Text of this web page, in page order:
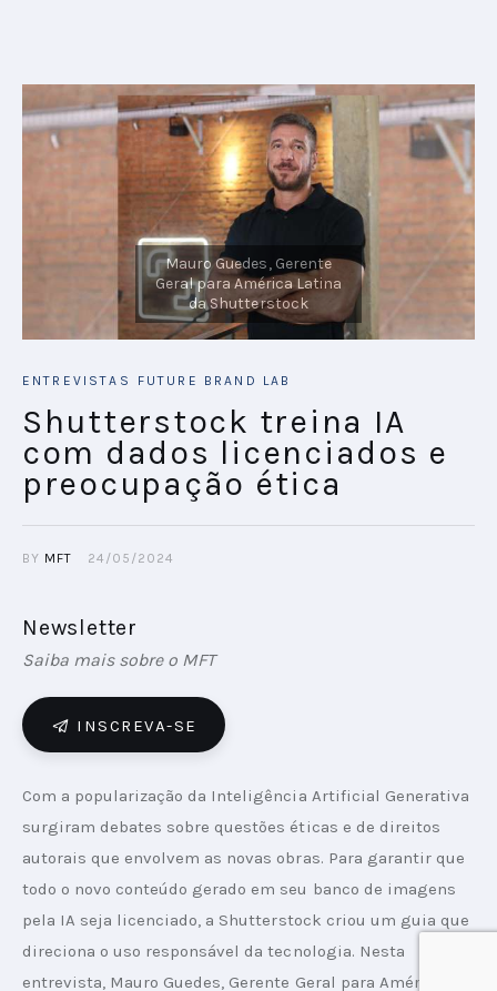
ENTREVISTAS FUTURE BRAND LAB
Shutterstock treina IA
com dados licenciados e
preocupação ética
BY MFT 24/05/2024
Newsletter
Saiba mais sobre o MFT
INSCREVA-SE
Com a popularização da Inteligência Artificial Generativa
surgiram debates sobre questões éticas e de direitos
autorais que envolvem as novas obras. Para garantir que
todo o novo conteúdo gerado em seu banco de imagens
pela IA seja licenciado, a Shutterstock criou um guia que
direciona o uso responsável da tecnologia. Nesta
entrevista, Mauro Guedes, Gerente Geral para América